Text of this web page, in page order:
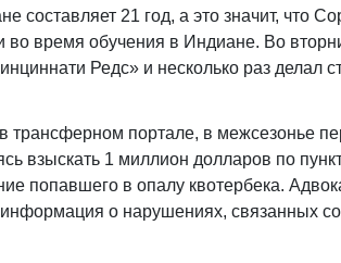
составляет 21 год, а это значит, что
во время обучения в Индиане. Во
Редс» и несколько раз делал
трансферном портале, в межсезонье
взыскать 1 миллион долларов по
попавшего в опалу квотербека.
информация о нарушениях, связанных